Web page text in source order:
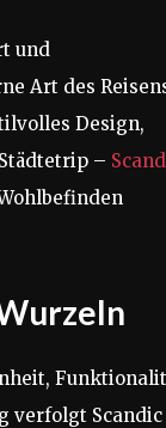
und
Art des
Design,
–
verfolgt Scandic